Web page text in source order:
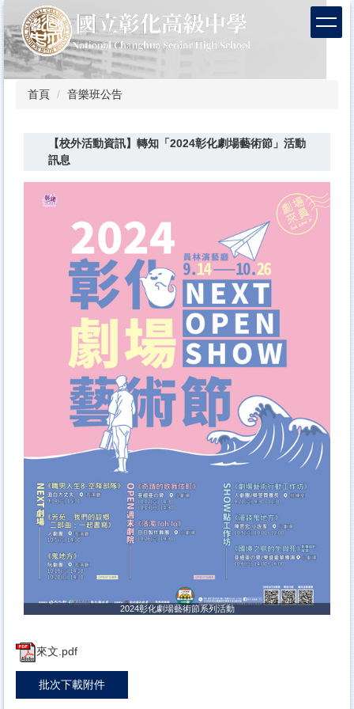
到
主
要
內
首頁 音樂班公告
【校外活動資訊】轉知「2024彰化劇場藝術節」活動
訊息
2024彰化劇場藝術節系列活動
來文.pdf
批次下載附件